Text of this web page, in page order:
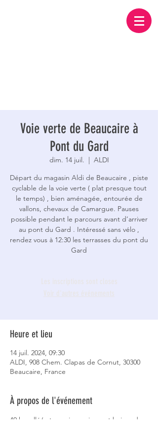
Voie verte de Beaucaire à
Pont du Gard
dim. 14 juil.
  |
ALDI
Départ du magasin Aldi de Beaucaire , piste
cyclable de la voie verte ( plat presque tout
le temps) , bien aménagée, entourée de
vallons, chevaux de Camargue. Pauses
possible pendant le parcours avant d’arriver
au pont du Gard . Intéressé sans vélo ,
rendez vous à 12:30 les terrasses du pont du
Gard
Heure et lieu
14 juil. 2024, 09:30
ALDI, 908 Chem. Clapas de Cornut, 30300
Beaucaire, France
À propos de l'événement
40 km allé/retour pique nique et baignade